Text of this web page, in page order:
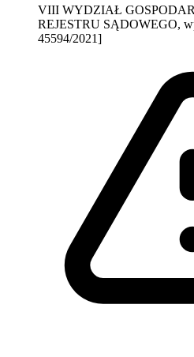
VIII WYDZIAŁ
REJESTRU SĄDOWEGO,
45594/2021]